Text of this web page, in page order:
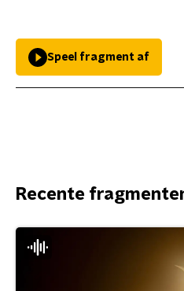
Speel fragment af
Recente